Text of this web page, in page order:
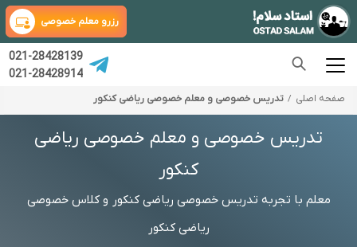
رزرو معلم خصوصی
021-28428139
021-28428914
صفحه اصلی تدریس خصوصی و معلم خصوصی ریاضی کنکور
تدریس خصوصی و معلم خصوصی ریاضی
کنکور
معلم با تجربه تدریس خصوصی ریاضی کنکور و کلاس خصوصی
ریاضی کنکور